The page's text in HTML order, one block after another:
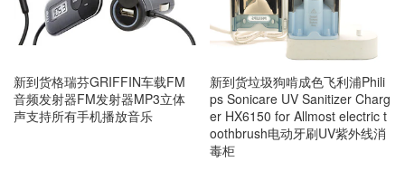
新到货格瑞芬GRIFFIN车载FM
音频发射器FM发射器MP3立体
声支持所有手机播放音乐
新到货垃圾狗啃成色飞利浦Phili
ps Sonicare UV Sanitizer Charg
er HX6150 for Allmost electric t
oothbrush电动牙刷UV紫外线消
毒柜